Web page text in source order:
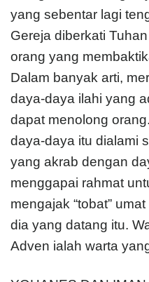
yang sebentar lagi
Gereja diberkati
orang yang
Dalam banyak arti,
daya-daya ilahi yang
dapat menolong
daya-daya itu dialami
yang akrab dengan
menggapai rahmat
mengajak “tobat”
dia yang datang itu.
Adven ialah warta